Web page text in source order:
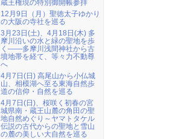
蔵王権現の特別御開帳参拝
12月9日（月）聖徳太子ゆかり
の大阪の寺社を巡る
3月23日(土)、4月18日(木) 多
摩川沿いの水と緑の聖地を歩
く――多摩川浅間神社から古
墳地帯を経て、等々力不動尊
へ
4月7日(日) 高尾山から小仏城
山、相模湖へ至る東海自然歩
道の信仰・自然を巡る
4月7日(日)、桜咲く初春の宮
城県南・蔵王山麓の角田の聖
地自然めぐり～ヤマトタケル
伝説の古代からの聖地と雪山
の麓の美しい大自然を巡る